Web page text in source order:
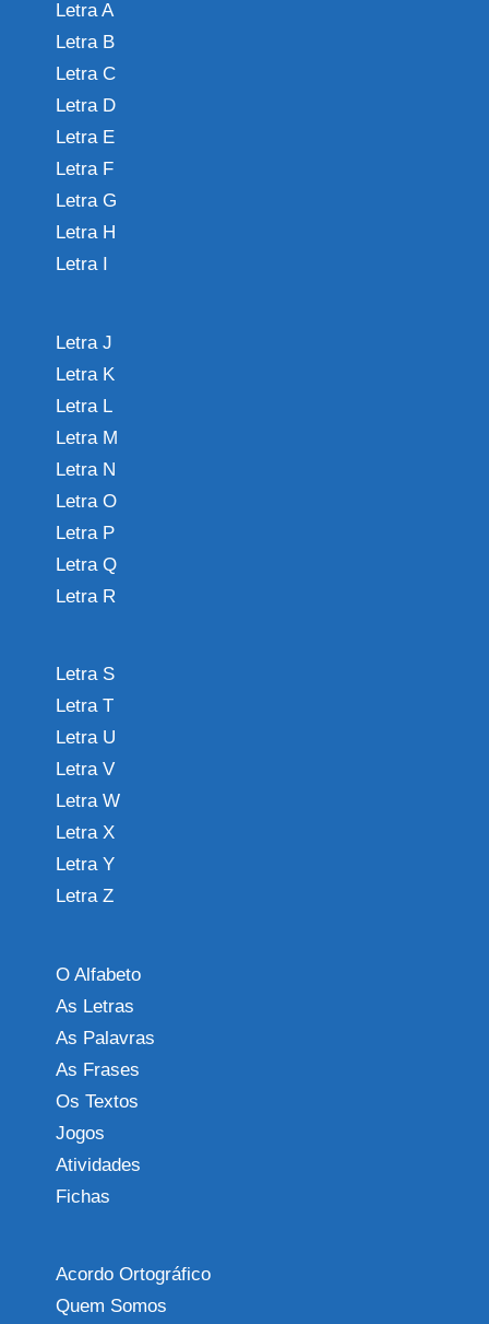
Letra A
Letra B
Letra C
Letra D
Letra E
Letra F
Letra G
Letra H
Letra I
Letra J
Letra K
Letra L
Letra M
Letra N
Letra O
Letra P
Letra Q
Letra R
Letra S
Letra T
Letra U
Letra V
Letra W
Letra X
Letra Y
Letra Z
O Alfabeto
As Letras
As Palavras
As Frases
Os Textos
Jogos
Atividades
Fichas
Acordo Ortográfico
Quem Somos